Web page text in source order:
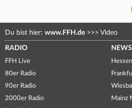
Du bist hier: www.FFH.de >>> Video
RADIO
FFH Live
80er Radio
90er Radio
2000er Radio
NEWS
Mainz